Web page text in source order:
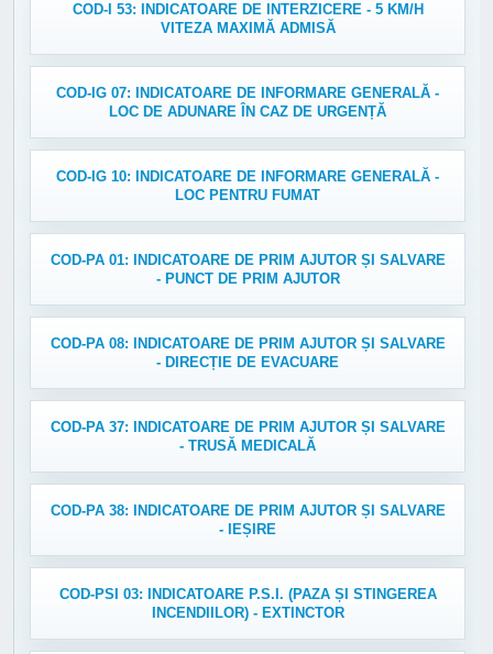
COD-I 53: INDICATOARE DE INTERZICERE - 5 KM/H
VITEZA MAXIMĂ ADMISĂ
COD-IG 07: INDICATOARE DE INFORMARE GENERALĂ -
LOC DE ADUNARE ÎN CAZ DE URGENȚĂ
COD-IG 10: INDICATOARE DE INFORMARE GENERALĂ -
LOC PENTRU FUMAT
COD-PA 01: INDICATOARE DE PRIM AJUTOR ȘI SALVARE
- PUNCT DE PRIM AJUTOR
COD-PA 08: INDICATOARE DE PRIM AJUTOR ȘI SALVARE
- DIRECȚIE DE EVACUARE
COD-PA 37: INDICATOARE DE PRIM AJUTOR ȘI SALVARE
- TRUSĂ MEDICALĂ
COD-PA 38: INDICATOARE DE PRIM AJUTOR ȘI SALVARE
- IEȘIRE
COD-PSI 03: INDICATOARE P.S.I. (PAZA ȘI STINGEREA
INCENDIILOR) - EXTINCTOR